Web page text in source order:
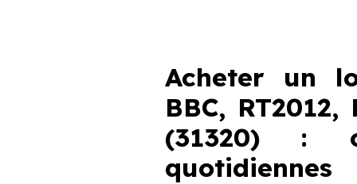
Acheter un
BBC,
(31320) :
quotidiennes